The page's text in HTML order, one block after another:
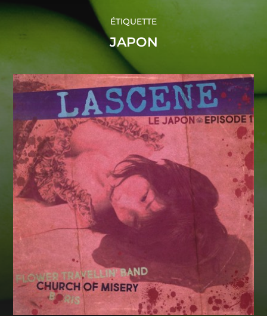
ÉTIQUETTE
JAPON